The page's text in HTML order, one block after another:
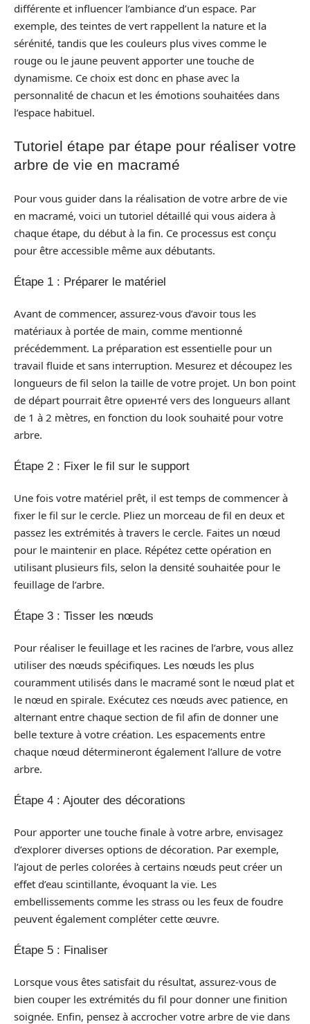
différente et influencer l’ambiance d’un espace. Par
exemple, des teintes de vert rappellent la nature et la
sérénité, tandis que les couleurs plus vives comme le
rouge ou le jaune peuvent apporter une touche de
dynamisme. Ce choix est donc en phase avec la
personnalité de chacun et les émotions souhaitées dans
l’espace habituel.
Tutoriel étape par étape pour réaliser votre
arbre de vie en macramé
Pour vous guider dans la réalisation de votre arbre de vie
en macramé, voici un tutoriel détaillé qui vous aidera à
chaque étape, du début à la fin. Ce processus est conçu
pour être accessible même aux débutants.
Étape 1 : Préparer le matériel
Avant de commencer, assurez-vous d’avoir tous les
matériaux à portée de main, comme mentionné
précédemment. La préparation est essentielle pour un
travail fluide et sans interruption. Mesurez et découpez les
longueurs de fil selon la taille de votre projet. Un bon point
de départ pourrait être ориентé vers des longueurs allant
de 1 à 2 mètres, en fonction du look souhaité pour votre
arbre.
Étape 2 : Fixer le fil sur le support
Une fois votre matériel prêt, il est temps de commencer à
fixer le fil sur le cercle. Pliez un morceau de fil en deux et
passez les extrémités à travers le cercle. Faites un nœud
pour le maintenir en place. Répétez cette opération en
utilisant plusieurs fils, selon la densité souhaitée pour le
feuillage de l’arbre.
Étape 3 : Tisser les nœuds
Pour réaliser le feuillage et les racines de l’arbre, vous allez
utiliser des nœuds spécifiques. Les nœuds les plus
couramment utilisés dans le macramé sont le nœud plat et
le nœud en spirale. Exécutez ces nœuds avec patience, en
alternant entre chaque section de fil afin de donner une
belle texture à votre création. Les espacements entre
chaque nœud détermineront également l’allure de votre
arbre.
Étape 4 : Ajouter des décorations
Pour apporter une touche finale à votre arbre, envisagez
d’explorer diverses options de décoration. Par exemple,
l’ajout de perles colorées à certains nœuds peut créer un
effet d’eau scintillante, évoquant la vie. Les
embellissements comme les strass ou les feux de foudre
peuvent également compléter cette œuvre.
Étape 5 : Finaliser
Lorsque vous êtes satisfait du résultat, assurez-vous de
bien couper les extrémités du fil pour donner une finition
soignée. Enfin, pensez à accrocher votre arbre de vie dans